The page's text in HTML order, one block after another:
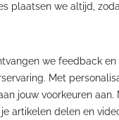
plaatsen we altijd,
we feedback en
Met
jouw voorkeuren aan.
artikelen delen en
nieuws,
over
supply chain
België.